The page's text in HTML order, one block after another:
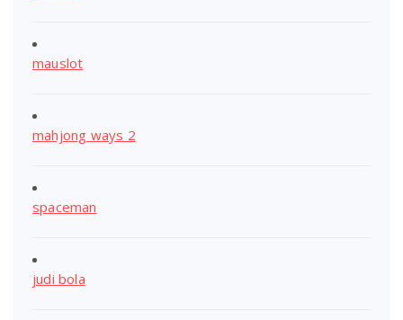
mauslot
mahjong ways 2
spaceman
judi bola